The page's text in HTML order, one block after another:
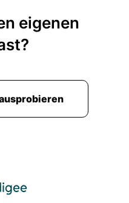
her?
ganzen
Bedürfnis
es geht auf jeden
auf die
eigenen